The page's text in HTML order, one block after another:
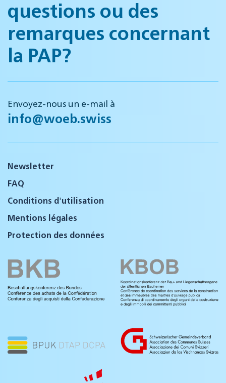
questions ou des
remarques concernant
la PAP?
Envoyez-nous un e-mail à
info@woeb.swiss
Newsletter
FAQ
Conditions d'utilisation
Mentions légales
Protection des données